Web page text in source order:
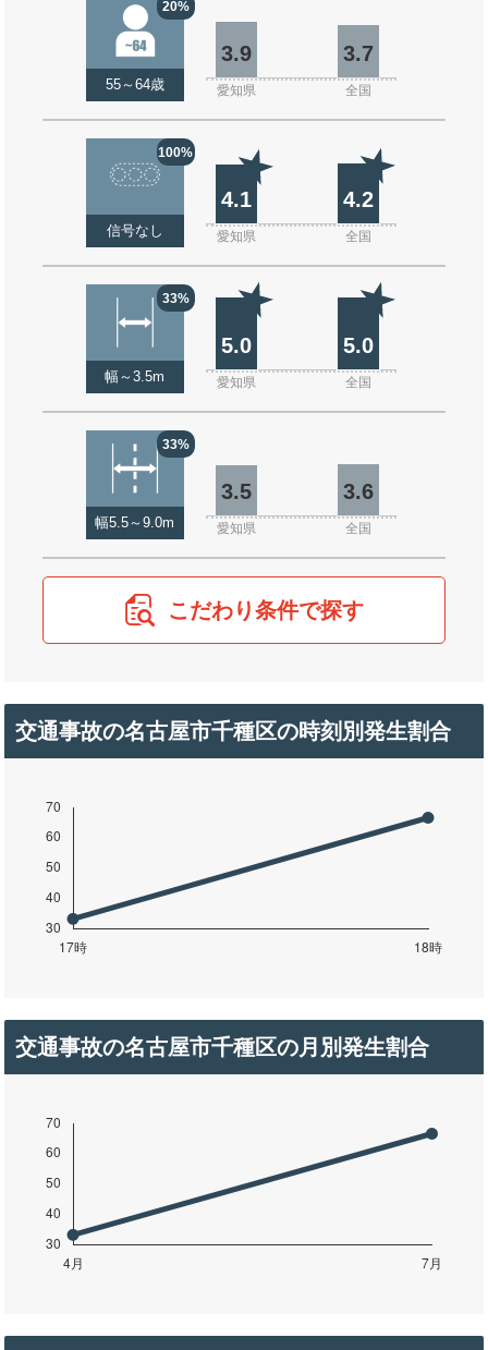
20%
55～64歳
3.9 3.7
愛知県 全国
100%
信号なし
4.1 4.2
愛知県 全国
33%
幅～3.5m
5.0 5.0
愛知県 全国
33%
幅5.5～9.0m
3.5 3.6
愛知県 全国
こだわり条件で探す
交通事故の名古屋市千種区の時刻別発生割合
交通事故の名古屋市千種区の月別発生割合